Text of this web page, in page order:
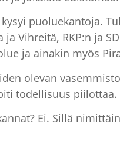
puoluekantoja.
Vihreitä, RKP:n ja
ja ainakin myös
olevan
todellisuus piilottaa.
Ei. Sillä